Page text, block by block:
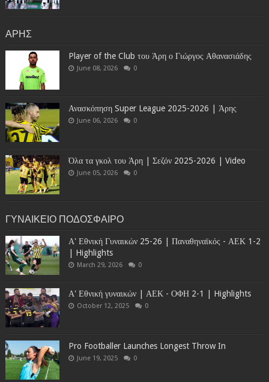
ΑΡΗΣ
Player of the Club του Άρη ο Γιώργος Αθανασιάδης
June 08, 2026 0
Ανασκόπηση Super League 2025-2026 | Άρης
June 06, 2026 0
Όλα τα γκολ του Άρη | Σεζόν 2025-2026 | Video
June 05, 2026 0
ΓΥΝΑΙΚΕΙΟ ΠΟΔΟΣΦΑΙΡΟ
Α' Εθνική Γυναικών 25-26 | Παναθηναϊκός - ΑΕΚ 1-2
| Highlights
March 29, 2026 0
Α' Εθνική γυναικών | ΑΕΚ - ΟΦΗ 2-1 | Highlights
October 12, 2025 0
Pro Footballer Launches Longest Throw In
June 19, 2025 0